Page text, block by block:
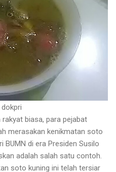
biasa, para pejabat
merasakan kenikmatan soto
BUMN di era Presiden Susilo
adalah salah satu contoh.
soto kuning ini telah tersiar